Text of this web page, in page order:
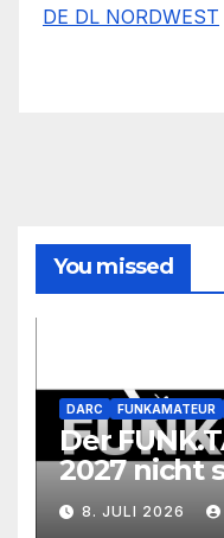
DE DL NORDWEST
You missed
DARC FUNKAMATEUR
Der
2027 nicht
8. JULI 2026